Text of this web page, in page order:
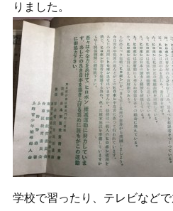
りました。
学校で習ったり、テレビなど